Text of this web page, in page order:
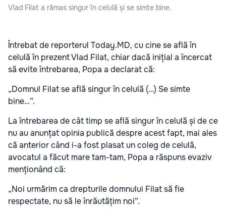
Vlad Filat a rămas singur în celulă și se simte bine.
Întrebat de reporterul Today.MD, cu cine se află în
celulă în prezent Vlad Filat, chiar dacă inițial a încercat
să evite întrebarea, Popa a declarat că:
„Domnul Filat se află singur în celulă (…) Se simte
bine…”.
La întrebarea de cât timp se află singur în celulă și de ce
nu au anunțat opinia publică despre acest fapt, mai ales
că anterior când i-a fost plasat un coleg de celulă,
avocatul a făcut mare tam-tam, Popa a răspuns evaziv
menționând că:
„Noi urmărim ca drepturile domnului Filat să fie
respectate, nu să le înrăutățim noi”.